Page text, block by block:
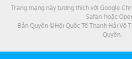
Lời Thánh Khải
Không Chỉ
Khỏe
Trang mạng này tương thích với Google
Safari hoặc
Bản Quyền ©Hội Quốc Tế Thanh Hải Vô
Quyền.